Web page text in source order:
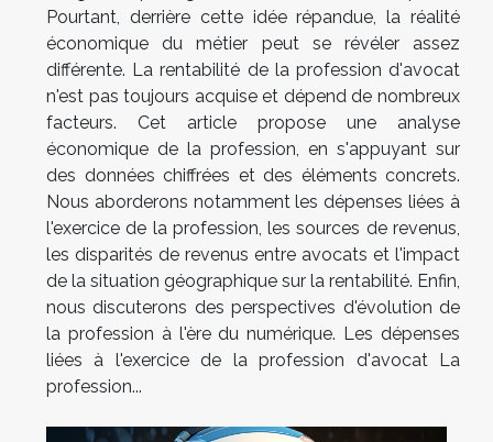
Pourtant, derrière cette idée répandue, la réalité
économique du métier peut se révéler assez
différente. La rentabilité de la profession d'avocat
n'est pas toujours acquise et dépend de nombreux
facteurs. Cet article propose une analyse
économique de la profession, en s'appuyant sur
des données chiffrées et des éléments concrets.
Nous aborderons notamment les dépenses liées à
l'exercice de la profession, les sources de revenus,
les disparités de revenus entre avocats et l'impact
de la situation géographique sur la rentabilité. Enfin,
nous discuterons des perspectives d'évolution de
la profession à l'ère du numérique. Les dépenses
liées à l'exercice de la profession d'avocat La
profession...